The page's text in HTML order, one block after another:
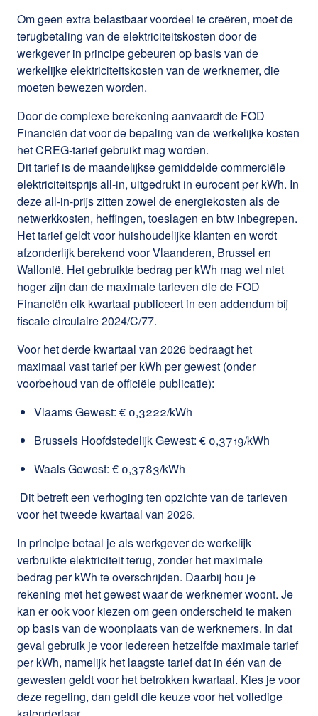
Om geen extra belastbaar voordeel te creëren, moet de
terugbetaling van de elektriciteitskosten door de
werkgever in principe gebeuren op basis van de
werkelijke elektriciteitskosten van de werknemer, die
moeten bewezen worden.
Door de complexe berekening aanvaardt de FOD
Financiën dat voor de bepaling van de werkelijke kosten
het CREG-tarief gebruikt mag worden.
Dit tarief is de maandelijkse gemiddelde commerciële
elektriciteitsprijs all-in, uitgedrukt in eurocent per kWh. In
deze all-in-prijs zitten zowel de energiekosten als de
netwerkkosten, heffingen, toeslagen en btw inbegrepen.
Het tarief geldt voor huishoudelijke klanten en wordt
afzonderlijk berekend voor Vlaanderen, Brussel en
Wallonië. Het gebruikte bedrag per kWh mag wel niet
hoger zijn dan de maximale tarieven die de FOD
Financiën elk kwartaal publiceert in een addendum bij
fiscale circulaire 2024/C/77.
Voor het derde kwartaal van 2026 bedraagt het
maximaal vast tarief per kWh per gewest (onder
voorbehoud van de officiële publicatie):
Vlaams Gewest: € 0,3222/kWh
Brussels Hoofdstedelijk Gewest: € 0,3719/kWh
Waals Gewest: € 0,3783/kWh
Dit betreft een verhoging ten opzichte van de tarieven
voor het tweede kwartaal van 2026.
In principe betaal je als werkgever de werkelijk
verbruikte elektriciteit terug, zonder het maximale
bedrag per kWh te overschrijden. Daarbij hou je
rekening met het gewest waar de werknemer woont. Je
kan er ook voor kiezen om geen onderscheid te maken
op basis van de woonplaats van de werknemers. In dat
geval gebruik je voor iedereen hetzelfde maximale tarief
per kWh, namelijk het laagste tarief dat in één van de
gewesten geldt voor het betrokken kwartaal. Kies je voor
deze regeling, dan geldt die keuze voor het volledige